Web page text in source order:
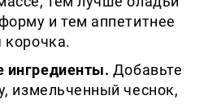
и тем аппетитнее
корочка.
ингредиенты. Добавьте
измельченный чеснок,